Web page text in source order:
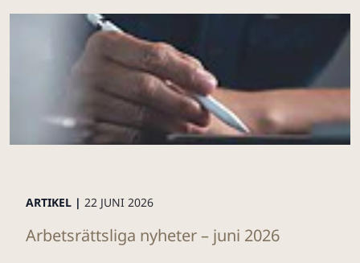
ARTIKEL | 22 JUNI 2026
Arbetsrättsliga nyheter – juni 2026